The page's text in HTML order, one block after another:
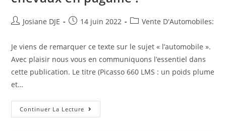
Auteur/autrice
la
publication :
Josiane DJE
Post14 juin 2022
PostVente D'Automobiles:
Je viens de remarquer ce texte sur le sujet « l’automobile ».
Avec plaisir nous vous en communiquons l’essentiel dans
cette publication. Le titre (Picasso 660 LMS : un poids plume
et…
Continuer La Lecture Relecture
De